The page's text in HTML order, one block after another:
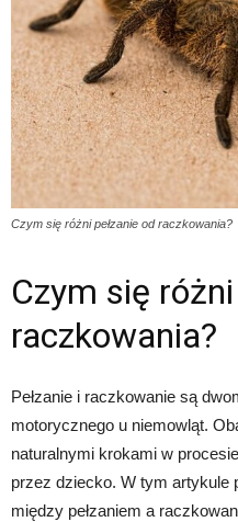
Czym się różni pełzanie od raczkowania?
Czym się różni
raczkowania?
Pełzanie i raczkowanie są
motorycznego u niemowląt.
naturalnymi krokami w
przez dziecko. W tym artykule
między pełzaniem a